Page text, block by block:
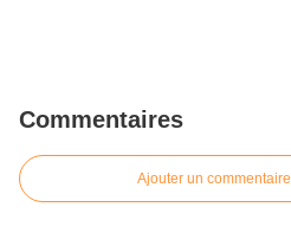
Commentaires
Ajouter un commentaire